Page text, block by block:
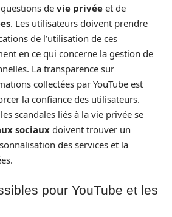
de vie privée et de
. Les utilisateurs doivent prendre
de l’utilisation de ces
en ce qui concerne la gestion de
La transparence sur
collectées par YouTube est
la confiance des utilisateurs.
scandales liés à la vie privée se
sociauxdoivent trouver un
des services et la
pour YouTube et les